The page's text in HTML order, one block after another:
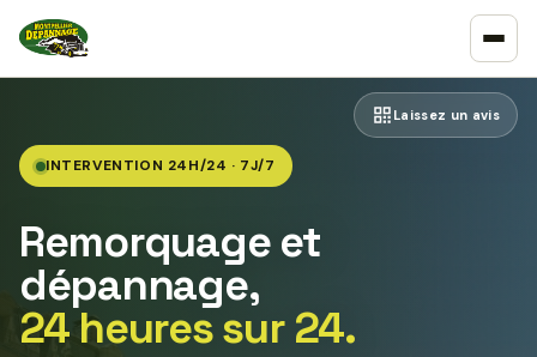
Laissez un avis
INTERVENTION 24H/24 · 7J/7
Remorquage et
dépannage,
24 heures sur 24.